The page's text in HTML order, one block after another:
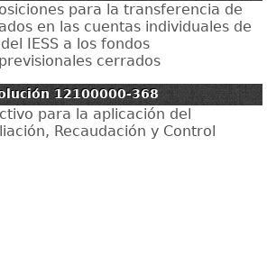
para la transferencia de
en las cuentas individuales de
IESS a los fondos
cerrados
12100000-368
para la aplicación del
Recaudación y Control